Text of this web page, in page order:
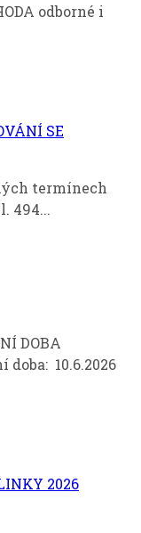
odborné i
SE
termínech
494...
DOBA
doba: 10.6.2026
2026